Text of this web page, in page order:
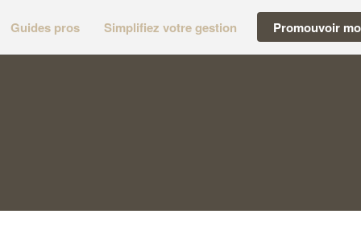
Guides pros Simplifiez votre gestion Promouvoir